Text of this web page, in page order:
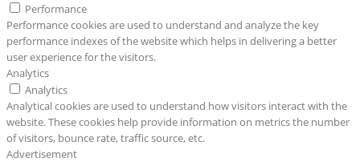
Performance
Performance cookies are used to understand and analyze the key
performance indexes of the website which helps in delivering a better
user experience for the visitors.
Analytics
Analytics
Analytical cookies are used to understand how visitors interact with the
website. These cookies help provide information on metrics the number
of visitors, bounce rate, traffic source, etc.
Advertisement